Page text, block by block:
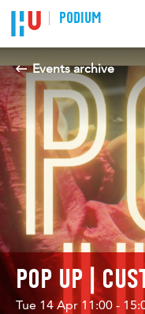
PODIUM
Events archive
POP UP |
Tue 14 Apr 11:00 -